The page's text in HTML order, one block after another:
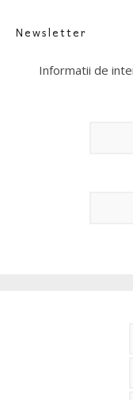
Newsletter
Informatii de